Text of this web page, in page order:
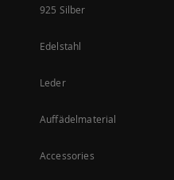
925 Silber
Edelstahl
Leder
Auffädelmaterial
Accessories